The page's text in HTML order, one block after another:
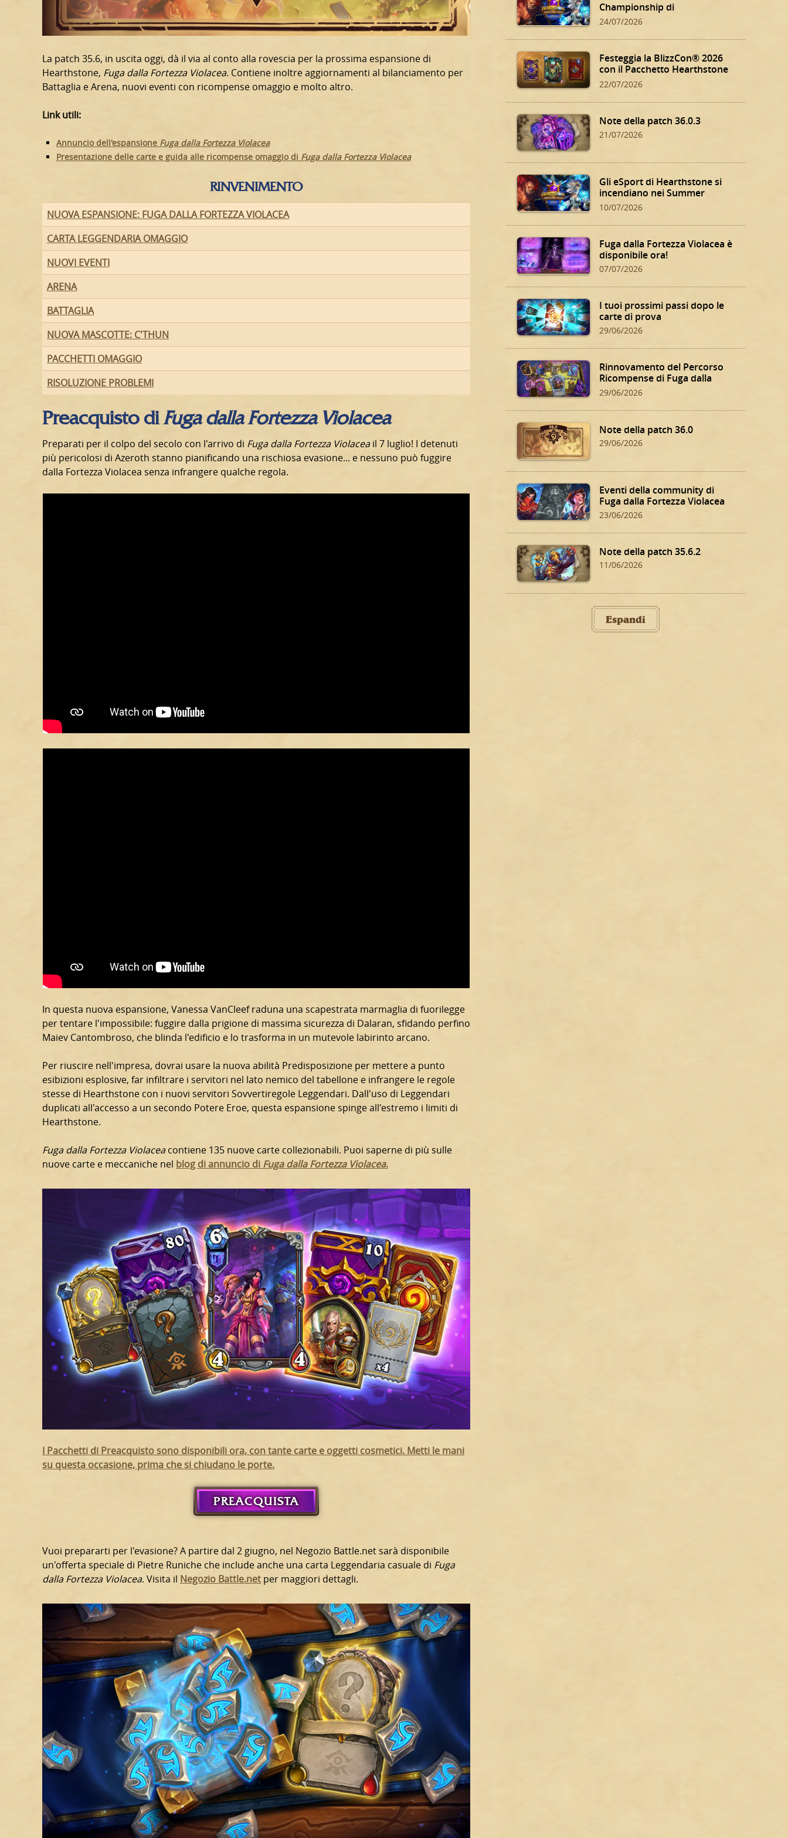
La patch 35.6, in uscita oggi, dà il via al conto alla rovescia per la prossima espansione di
Hearthstone, Fuga dalla Fortezza Violacea. Contiene inoltre aggiornamenti al bilanciamento per
Battaglia e Arena, nuovi eventi con ricompense omaggio e molto altro.
Link utili:
Annuncio dell'espansione Fuga dalla Fortezza Violacea
Presentazione delle carte e guida alle ricompense omaggio di Fuga dalla Fortezza Violacea
RINVENIMENTO
NUOVA ESPANSIONE: FUGA DALLA FORTEZZA VIOLACEA
CARTA LEGGENDARIA OMAGGIO
NUOVI EVENTI
ARENA
BATTAGLIA
NUOVA MASCOTTE: C'THUN
PACCHETTI OMAGGIO
RISOLUZIONE PROBLEMI
Preacquisto diFuga dalla Fortezza Violacea
Preparati per il colpo del secolo con l'arrivo di Fuga dalla Fortezza Violaceail 7 luglio! I detenuti
più pericolosi di Azeroth stanno pianificando una rischiosa evasione... e nessuno può fuggire
dalla Fortezza Violacea senza infrangere qualche regola.
In questa nuova espansione, Vanessa VanCleef raduna una scapestrata marmaglia di fuorilegge
per tentare l'impossibile: fuggire dalla prigione di massima sicurezza di Dalaran, sfidando perfino
Maiev Cantombroso, che blinda l'edificio e lo trasforma in un mutevole labirinto arcano.
Per riuscire nell'impresa, dovrai usare la nuova abilità Predisposizione per mettere a punto
esibizioni esplosive, far infiltrare i servitori nel lato nemico del tabellone e infrangere le regole
stesse di Hearthstone con i nuovi servitori Sovvertiregole Leggendari. Dall'uso di Leggendari
duplicati all'accesso a un secondo Potere Eroe, questa espansione spinge all'estremo i limiti di
Hearthstone.
Fuga dalla Fortezza Violaceacontiene 135 nuove carte collezionabili. Puoi saperne di più sulle
nuove carte e meccaniche nel blog di annuncio di Fuga dalla Fortezza Violacea.
I Pacchetti di Preacquisto sono disponibili ora, con tante carte e oggetti cosmetici. Metti le mani
su questa occasione, prima che si chiudano le porte.
PREACQUISTA
Vuoi prepararti per l'evasione? A partire dal 2 giugno, nel Negozio Battle.net sarà disponibile
un'offerta speciale di Pietre Runiche che include anche una carta Leggendaria casuale di Fuga
dalla Fortezza Violacea. Visita il Negozio Battle.net per maggiori dettagli.
Championship di
Hearthstone!
24/07/2026
Festeggia la BlizzCon® 2026
con il Pacchetto Hearthstone
BlizzCon!
22/07/2026
Note della patch 36.0.3
21/07/2026
Gli eSport di Hearthstone si
incendiano nei Summer
Playoff!
10/07/2026
Fuga dalla Fortezza Violacea è
disponibile ora!
07/07/2026
I tuoi prossimi passi dopo le
carte di prova
29/06/2026
Rinnovamento del Percorso
Ricompense di Fuga dalla
Fortezza Violacea
29/06/2026
Note della patch 36.0
29/06/2026
Eventi della community di
Fuga dalla Fortezza Violacea
23/06/2026
Note della patch 35.6.2
11/06/2026
Espandi